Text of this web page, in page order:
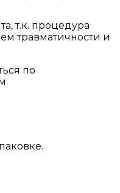
т.к. процедура
травматичности и
по